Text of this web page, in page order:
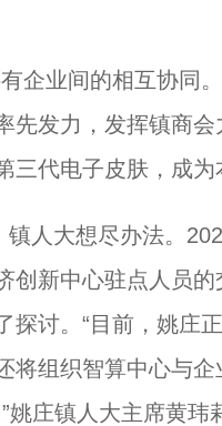
业间的相互协同。
发力，发挥镇商会
三代电子皮肤，成为
人大想尽办法。
创新中心驻点人员
探讨。“目前，姚庄
将组织智算中心与
姚庄镇人大主席黄玮